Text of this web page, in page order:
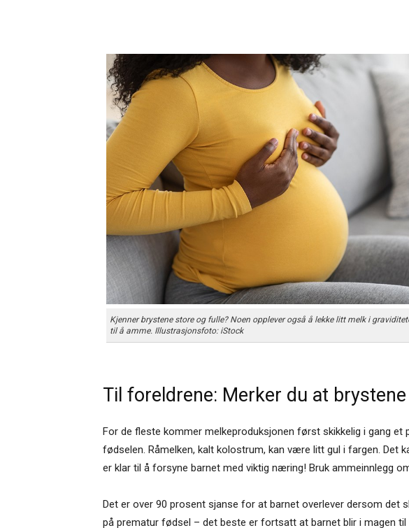
Kjenner brystene store og fulle? Noen opplever også å lekke litt melk i
til å amme. Illustrasjonsfoto: iStock
Til foreldrene: Merker du at
For de fleste kommer melkeproduksjonen først skikkelig i gang
fødselen. Råmelken, kalt kolostrum, kan være litt gul i fargen. Det
er klar til å forsyne barnet med viktig næring! Bruk ammeinnlegg
Det er over 90 prosent sjanse for at barnet overlever dersom det
på prematur fødsel – det beste er fortsatt at barnet blir i magen